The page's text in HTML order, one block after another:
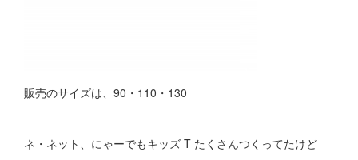
販売のサイズは、90・110・130
ネ・ネット、にゃーでもキッズ T たくさんつくってたけど